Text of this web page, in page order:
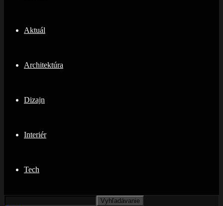
Aktuál
Architektúra
Dizajn
Interiér
Tech